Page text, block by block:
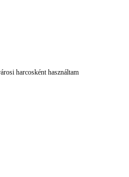
harcosként használtam